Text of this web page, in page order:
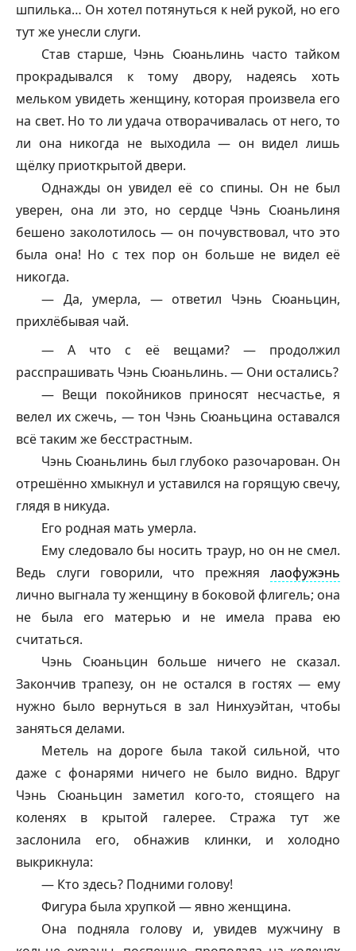
шпилька… Он хотел потянуться к ней рукой, но его
тут же унесли слуги.
Став старше, Чэнь Сюаньлинь часто тайком
прокрадывался к тому двору, надеясь хоть
мельком увидеть женщину, которая произвела его
на свет. Но то ли удача отворачивалась от него, то
ли она никогда не выходила — он видел лишь
щёлку приоткрытой двери.
Однажды он увидел её со спины. Он не был
уверен, она ли это, но сердце Чэнь Сюаньлиня
бешено заколотилось — он почувствовал, что это
была она! Но с тех пор он больше не видел её
никогда.
— Да, умерла, — ответил Чэнь Сюаньцин,
прихлёбывая чай.
— А что с её вещами? — продолжил
расспрашивать Чэнь Сюаньлинь. — Они остались?
— Вещи покойников приносят несчастье, я
велел их сжечь, — тон Чэнь Сюаньцина оставался
всё таким же бесстрастным.
Чэнь Сюаньлинь был глубоко разочарован. Он
отрешённо хмыкнул и уставился на горящую свечу,
глядя в никуда.
Его родная мать умерла.
Ему следовало бы носить траур, но он не смел.
Ведь слуги говорили, что прежняя лаофужэнь
лично выгнала ту женщину в боковой флигель; она
не была его матерью и не имела права ею
считаться.
Чэнь Сюаньцин больше ничего не сказал.
Закончив трапезу, он не остался в гостях — ему
нужно было вернуться в зал Нинхуэйтан, чтобы
заняться делами.
Метель на дороге была такой сильной, что
даже с фонарями ничего не было видно. Вдруг
Чэнь Сюаньцин заметил кого-то, стоящего на
коленях в крытой галерее. Стража тут же
заслонила его, обнажив клинки, и холодно
выкрикнула:
— Кто здесь? Подними голову!
Фигура была хрупкой — явно женщина.
Она подняла голову и, увидев мужчину в